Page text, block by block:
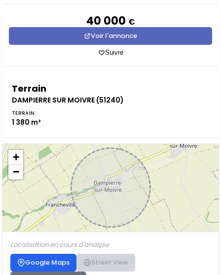
40 000 €
Voir l'annonce
Suivre
Terrain
DAMPIERRE SUR MOIVRE (51240)
TERRAIN
1 380 m²
+
−
Localisation en cours d'analyse
Google Maps
Street View